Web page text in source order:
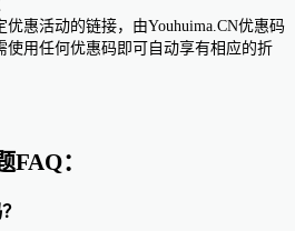
惠活动的链接，由Youhuima.CN优惠码
使用任何优惠码即可自动享有相应的折
：